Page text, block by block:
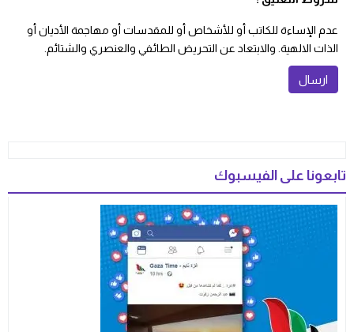
عدم الإساءة للكاتب أو للأشخاص أو للمقدسات أو مهاجمة الأديان أو
الذات الالهية. والابتعاد عن التحريض الطائفي والعنصري والشتائم.
تابعونا على الفيسبوك